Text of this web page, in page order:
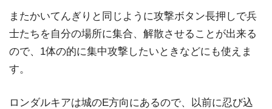
またかいてんぎりと同じように攻撃ボタン長押しで兵
士たちを自分の場所に集合、解散させることが出来る
ので、1体の的に集中攻撃したいときなどにも使えま
す。
ロンダルキアは城のE方向にあるので、以前に忍び込